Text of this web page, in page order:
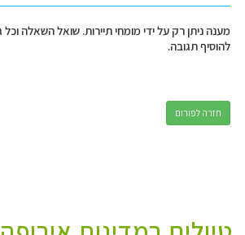
מענה ניתן רק על ידי מומחי תיירות. שואל השאלה
להוסיף תגובה.
חזרה לפורום